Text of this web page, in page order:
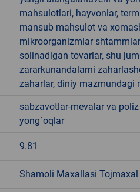
mahsulotlari, hayvonlar,
mansub mahsulot va
mikroorganizmlar
solinadigan tovarlar, shu
zararkunandalarni
zaharlar, diniy mazmundagi
sabzavotlar-mevalar va
yong`oqlar
9.81
Shamoli Maxallasi Tojmaxal